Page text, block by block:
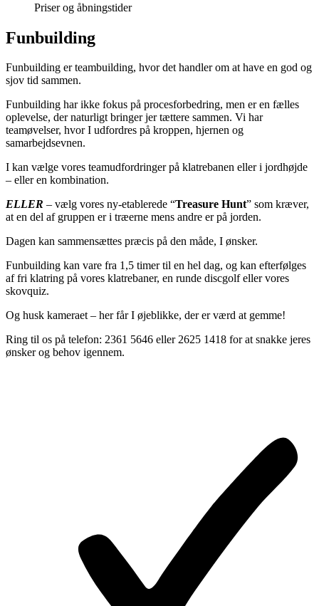
Priser og åbningstider
Funbuilding
Funbuilding er teambuilding, hvor det handler om at have en god og
sjov tid sammen.
Funbuilding har ikke fokus på procesforbedring, men er en fælles
oplevelse, der naturligt bringer jer tættere sammen. Vi har
teamøvelser, hvor I udfordres på kroppen, hjernen og
samarbejdsevnen.
I kan vælge vores teamudfordringer på klatrebanen eller i jordhøjde
– eller en kombination.
ELLER – vælg vores ny-etablerede “Treasure Hunt” som kræver,
at en del af gruppen er i træerne mens andre er på jorden.
Dagen kan sammensættes præcis på den måde, I ønsker.
Funbuilding kan vare fra 1,5 timer til en hel dag, og kan efterfølges
af fri klatring på vores klatrebaner, en runde discgolf eller vores
skovquiz.
Og husk kameraet – her får I øjeblikke, der er værd at gemme!
Ring til os på telefon: 2361 5646 eller 2625 1418 for at snakke jeres
ønsker og behov igennem.